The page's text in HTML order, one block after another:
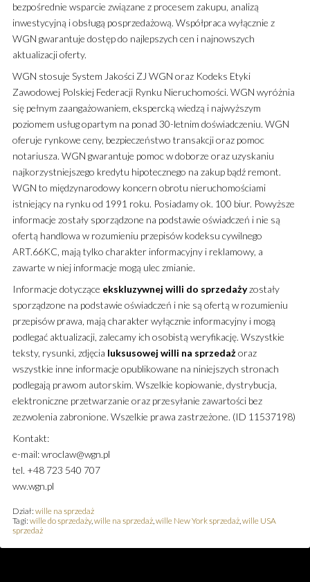
bezpośrednie wsparcie związane z procesem zakupu, analizą
inwestycyjną i obsługą posprzedażową. Współpraca wyłącznie z
WGN gwarantuje dostęp do najlepszych cen i najnowszych
aktualizacji oferty.
WGN stosuje System Jakości ZJ WGN oraz Kodeks Etyki
Zawodowej Polskiej Federacji Rynku Nieruchomości. WGN wyróżnia
się pełnym zaangażowaniem, ekspercką wiedzą i najwyższym
poziomem usług opartym na ponad 30-letnim doświadczeniu. WGN
oferuje rynkowe ceny, bezpieczeństwo transakcji oraz pomoc
notariusza. WGN gwarantuje pomoc w doborze oraz uzyskaniu
najkorzystniejszego kredytu hipotecznego na zakup bądź remont.
WGN to międzynarodowy koncern obrotu nieruchomościami
istniejący na rynku od 1991 roku. Posiadamy ok. 100 biur. Powyższe
informacje zostały sporządzone na podstawie oświadczeń i nie są
ofertą handlowa w rozumieniu przepisów kodeksu cywilnego
ART.66KC, mają tylko charakter informacyjny i reklamowy, a
zawarte w niej informacje mogą ulec zmianie.
Informacje dotyczące ekskluzywnej willi do sprzedażyzostały
sporządzone na podstawie oświadczeń i nie są ofertą w rozumieniu
przepisów prawa, mają charakter wyłącznie informacyjny i mogą
podlegać aktualizacji, zalecamy ich osobistą weryfikację. Wszystkie
teksty, rysunki, zdjęcia luksusowej willi na sprzedażoraz
wszystkie inne informacje opublikowane na niniejszych stronach
podlegają prawom autorskim. Wszelkie kopiowanie, dystrybucja,
elektroniczne przetwarzanie oraz przesyłanie zawartości bez
zezwolenia zabronione. Wszelkie prawa zastrzeżone. (ID 11537198)
Kontakt:
e-mail: wroclaw@wgn.pl
tel. +48 723 540 707
ww.wgn.pl
Dział: wille na sprzedaż
Tagi: wille do sprzedaży,wille na sprzedaż,wille New York sprzedaż,wille USA
sprzedaż